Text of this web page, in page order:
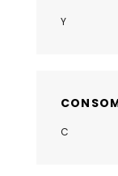
Y
C